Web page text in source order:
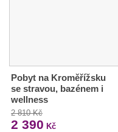
Pobyt na Kroměřížsku
se stravou, bazénem i
wellness
2 810 Kč
2 390 Kč